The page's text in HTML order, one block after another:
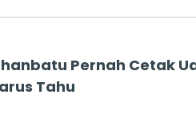
Pernah Cetak
Tahu